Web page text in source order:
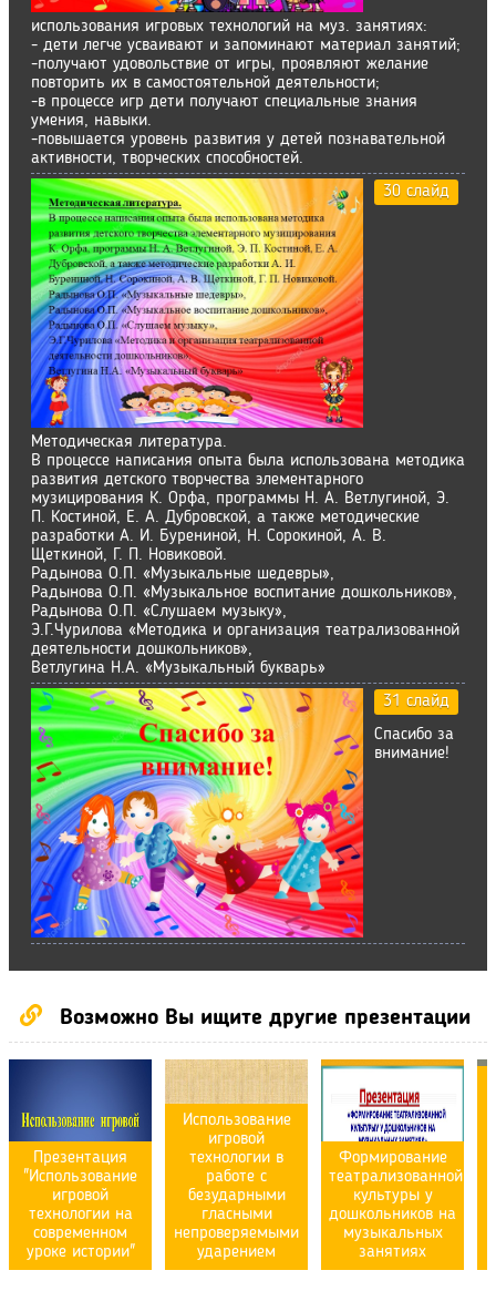
использования игровых технологий на муз. занятиях:
- дети легче усваивают и запоминают материал занятий;
-получают удовольствие от игры, проявляют желание
повторить их в самостоятельной деятельности;
-в процессе игр дети получают специальные знания
умения, навыки.
-повышается уровень развития у детей познавательной
активности, творческих способностей.
30 слайд
Методическая литература.
В процессе написания опыта была использована методика
развития детского творчества элементарного
музицирования К. Орфа, программы Н. А. Ветлугиной, Э.
П. Костиной, Е. А. Дубровской, а также методические
разработки А. И. Бурениной, Н. Сорокиной, А. В.
Щеткиной, Г. П. Новиковой.
Радынова О.П. «Музыкальные шедевры»,
Радынова О.П. «Музыкальное воспитание дошкольников»,
Радынова О.П. «Слушаем музыку»,
Э.Г.Чурилова «Методика и организация театрализованной
деятельности дошкольников»,
Ветлугина Н.А. «Музыкальный букварь»
31 слайд
Спасибо за
внимание!
Возможно Вы ищите другие презентации
Презентация
"Использование
игровой
технологии на
современном
уроке истории"
Использование
игровой
технологии в
работе с
безударными
гласными
непроверяемыми
ударением
Формирование
театрализованной
культуры у
дошкольников на
музыкальных
занятиях